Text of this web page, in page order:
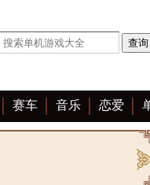
赛车 音乐 恋爱